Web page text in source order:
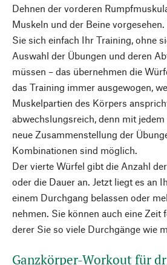
Dehnen der vorderen
Muskeln und der Beine
Sie sich einfach Ihr Training, ohne
Auswahl der Übungen und deren
müssen – das übernehmen die
das Training immer ausgewogen,
Muskelpartien des Körpers
abwechslungsreich, denn mit
neue Zusammenstellung der
Kombinationen sind möglich.
Der vierte Würfel gibt die Anzahl
oder die Dauer an. Jetzt liegt es an
einem Durchgang belassen oder
nehmen. Sie können auch eine Zeit
derer Sie so viele Durchgänge wie
Ganzkörper-Workout für